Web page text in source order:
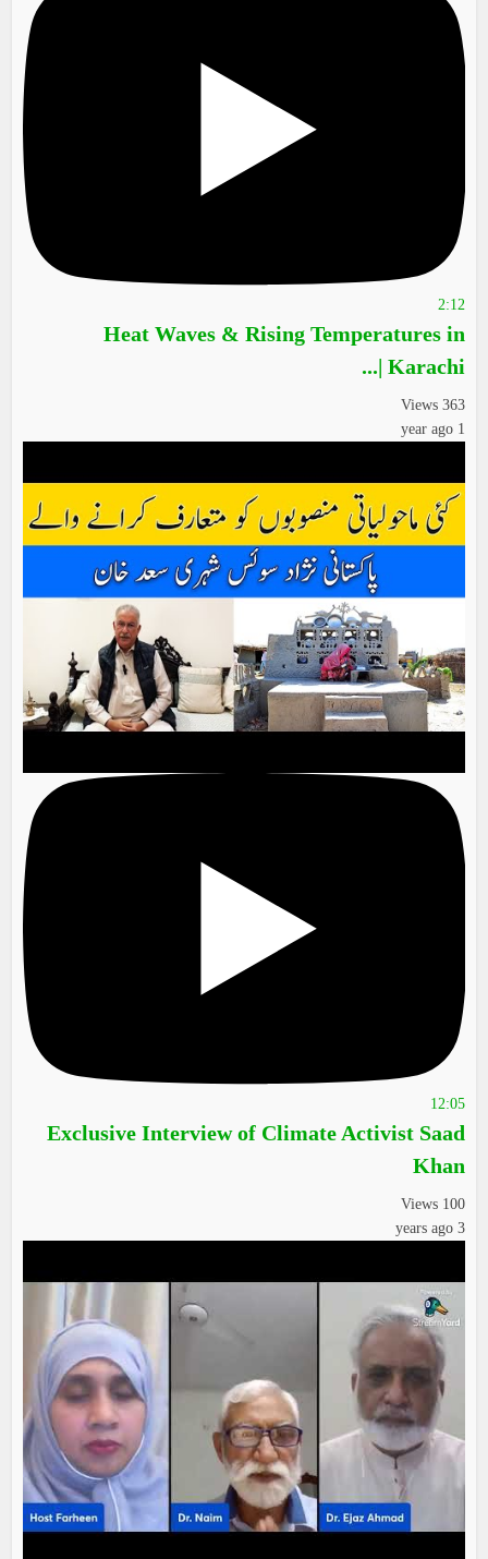
2:12
Heat Waves & Rising Temperatures in
Karachi |...
363 Views
1 year ago
12:05
Exclusive Interview of Climate Activist Saad
Khan
100 Views
3 years ago